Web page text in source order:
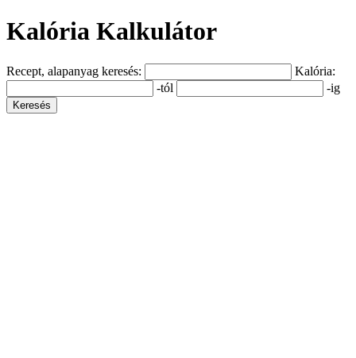
Kalória Kalkulátor
Recept, alapanyag keresés:
Kalória:
-tól
-ig